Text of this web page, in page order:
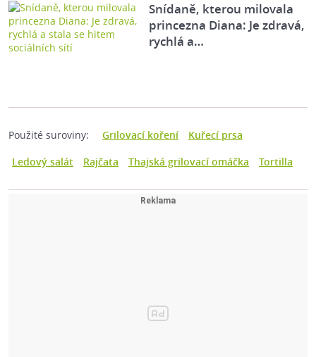
Snídaně, kterou milovala
princezna Diana: Je zdravá,
rychlá a…
Použité suroviny: Grilovací koření
Kuřecí prsa
Ledový salát
Rajčata Thajská grilovací omáčka Tortilla